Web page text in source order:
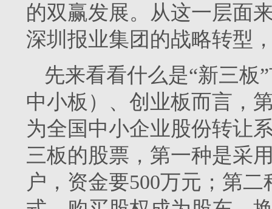
的双赢发展。从这一层面
深圳报业集团的战略转型
先来看看什么是“新三板
中小板）、创业板而言，
为全国中小企业股份转让
三板的股票，第一种是采
户，资金要500万元；第